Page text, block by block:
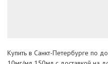
Купить в Санкт-Петербурге по